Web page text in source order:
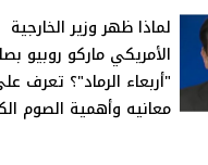
لماذا ظهر وزير الخارجية
الأمريكي ماركو روبيو
"أربعاء الرماد"؟ تعرف
معانيه وأهمية الصوم